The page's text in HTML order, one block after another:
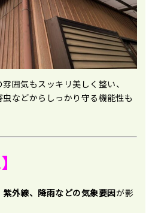
囲気もスッキリ美しく整い、
などからしっかり守る機能性も
外線、降雨などの気象要因が影